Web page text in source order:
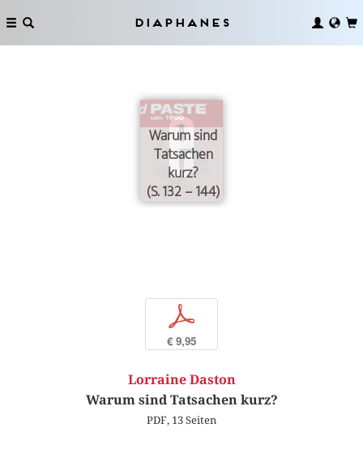
Diaphanes
Warum sind
Tatsachen
kurz?
(S. 132 – 144)
p
€ 9,95
Lorraine Daston
Warum sind Tatsachen kurz?
PDF, 13 Seiten